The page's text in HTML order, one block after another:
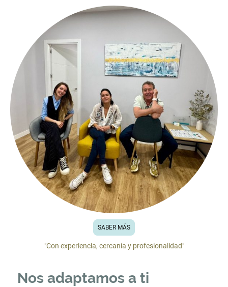
SABER MÁS
"Con experiencia, cercanía y profesionalidad"
Nos adaptamos a ti